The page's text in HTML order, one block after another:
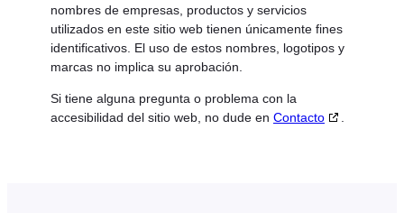
nombres de empresas, productos y servicios
utilizados en este sitio web tienen únicamente fines
identificativos. El uso de estos nombres, logotipos y
marcas no implica su aprobación.
Si tiene alguna pregunta o problema con la
accesibilidad del sitio web, no dude en Contacto .